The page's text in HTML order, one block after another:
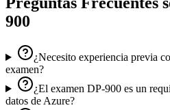
900
¿Necesito experiencia previa
examen?
¿El examen DP-900 es un
datos de Azure?